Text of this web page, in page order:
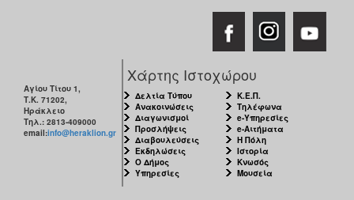
Αγίου Τίτου 1,
Τ.Κ. 71202,
Ηράκλειο
Τηλ.: 2813-409000
email:info@heraklion.gr
Χάρτης Ιστοχώρου
Δελτία Τύπου
Ανακοινώσεις
Διαγωνισμοί
Προσλήψεις
Διαβουλεύσεις
Εκδηλώσεις
Ο Δήμος
Υπηρεσίες
Κ.Ε.Π.
Τηλέφωνα
e-Υπηρεσίες
e-Αιτήματα
Η Πόλη
Ιστορία
Κνωσός
Μουσεία